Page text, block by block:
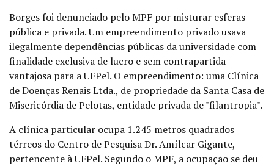
Borges foi denunciado pelo MPF por misturar esferas
pública e privada. Um empreendimento privado usava
ilegalmente dependências públicas da universidade com
finalidade exclusiva de lucro e sem contrapartida
vantajosa para a UFPel. O empreendimento: uma Clínica
de Doenças Renais Ltda., de propriedade da Santa Casa de
Misericórdia de Pelotas, entidade privada de "filantropia".
A clínica particular ocupa 1.245 metros quadrados
térreos do Centro de Pesquisa Dr. Amílcar Gigante,
pertencente à UFPel. Segundo o MPF, a ocupação se deu